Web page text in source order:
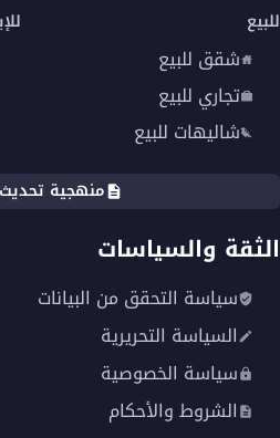
للبيع
شقق للبيع
تجاري للبيع
شاليهات للبيع
منهجية
الثقة والسياسات
سياسة التحقق من البيانات
السياسة التحريرية
سياسة الخصوصية
الشروط والأحكام